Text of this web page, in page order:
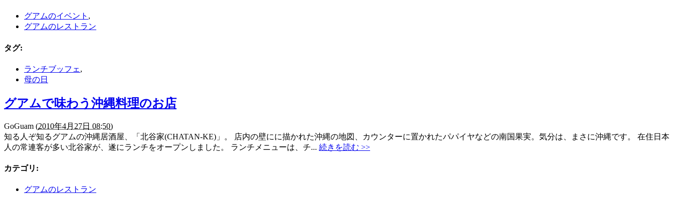
グアムのイベント ,
グアムのレストラン
タグ:
ランチブッフェ ,
母の日
グアムで味わう沖縄料理のお店
GoGuam (2010年4月27日 08:50)
知る人ぞ知るグアムの沖縄居酒屋、「北谷家(CHATAN-KE)」。 店内の壁にに描かれた沖縄の地図、カウンターに置かれたパパイヤなどの南国果実。気分は、まさに沖縄です。 在住日本
人の常連客が多い北谷家が、遂にランチをオープンしました。 ランチメニューは、チ... 続きを読む >>
カテゴリ :
グアムのレストラン